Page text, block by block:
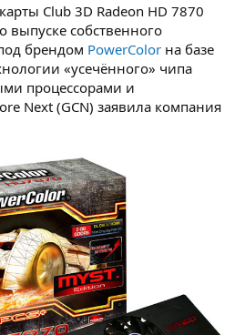
Club 3D Radeon HD 7870
выпуске собственного
брендом PowerColor на базе
«усечённого» чипа
процессорами и
Next (GCN) заявила компания